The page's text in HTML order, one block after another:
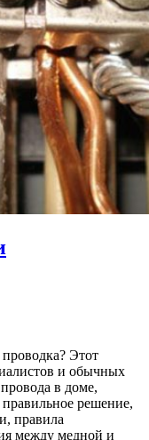
Этот
и обычных
в доме,
решение,
правила
между медной и